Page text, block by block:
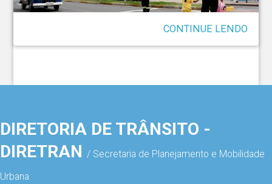
Projeto Agente MirimCONTINUE LENDO
DIRETORIA DE TRÂNSITO -
DIRETRAN / Secretaria de Planejamento e Mobilidade
Urbana